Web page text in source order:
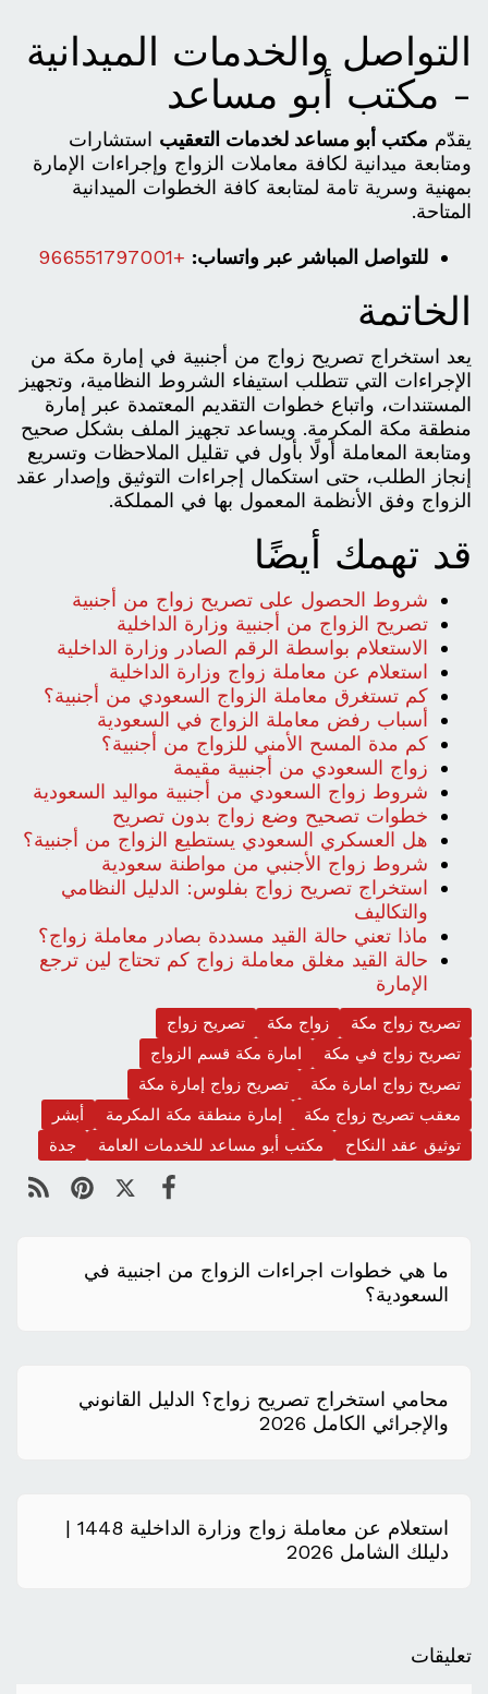
التواصل والخدمات الميدانية
- مكتب أبو مساعد
يقدّم مكتب أبو مساعد لخدمات التعقيب استشارات
ومتابعة ميدانية لكافة معاملات الزواج وإجراءات الإمارة
بمهنية وسرية تامة لمتابعة كافة الخطوات الميدانية
المتاحة.
للتواصل المباشر عبر واتساب: +966551797001
الخاتمة
يعد استخراج تصريح زواج من أجنبية في إمارة مكة من
الإجراءات التي تتطلب استيفاء الشروط النظامية، وتجهيز
المستندات، واتباع خطوات التقديم المعتمدة عبر إمارة
منطقة مكة المكرمة. ويساعد تجهيز الملف بشكل صحيح
ومتابعة المعاملة أولًا بأول في تقليل الملاحظات وتسريع
إنجاز الطلب، حتى استكمال إجراءات التوثيق وإصدار عقد
الزواج وفق الأنظمة المعمول بها في المملكة.
قد تهمك أيضًا
شروط الحصول على تصريح زواج من أجنبية
تصريح الزواج من أجنبية وزارة الداخلية
الاستعلام بواسطة الرقم الصادر وزارة الداخلية
استعلام عن معاملة زواج وزارة الداخلية
كم تستغرق معاملة الزواج السعودي من أجنبية؟
أسباب رفض معاملة الزواج في السعودية
كم مدة المسح الأمني للزواج من أجنبية؟
زواج السعودي من أجنبية مقيمة
شروط زواج السعودي من أجنبية مواليد السعودية
خطوات تصحيح وضع زواج بدون تصريح
هل العسكري السعودي يستطيع الزواج من أجنبية؟
شروط زواج الأجنبي من مواطنة سعودية
استخراج تصريح زواج بفلوس: الدليل النظامي
والتكاليف
ماذا تعني حالة القيد مسددة بصادر معاملة زواج؟
حالة القيد مغلق معاملة زواج كم تحتاج لين ترجع
الإمارة
تصريح زواج مكة زواج مكة
تصريح زواج
تصريح زواج في مكة
امارة مكة قسم الزواج
تصريح زواج امارة مكة
تصريح زواج إمارة مكة
معقب تصريح زواج مكة
إمارة منطقة مكة المكرمة
أبشر
توثيق عقد النكاح
مكتب أبو مساعد للخدمات العامة جدة
ما هي خطوات اجراءات الزواج من اجنبية في
السعودية؟
محامي استخراج تصريح زواج؟ الدليل القانوني
والإجرائي الكامل 2026
استعلام عن معاملة زواج وزارة الداخلية 1448 |
دليلك الشامل 2026
تعليقات